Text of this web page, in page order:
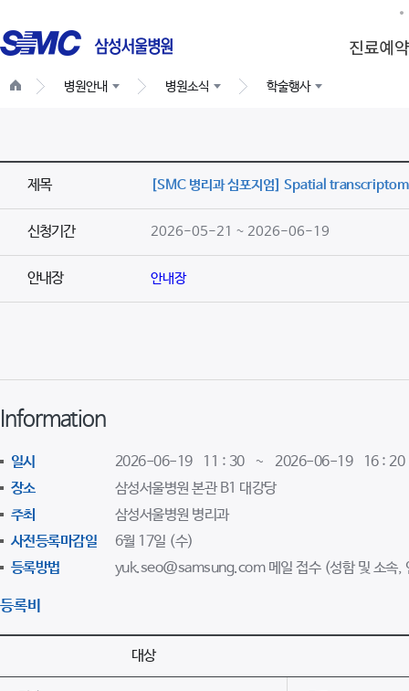
병원안내 병원소식 학술행사
제목 [SMC 병리과 심포지엄] Spatial
신청기간 2026-05-21 ~ 2026-06-19
안내장 안내장
Information
일시
2026-06-19 11 : 30 ~ 2026-06-19 16 : 20
장소
삼성서울병원 본관 B1 대강당
주최
삼성서울병원 병리과
사전등록마감일
6월 17일 (수)
등록방법
yuk.seo@samsung.com 메일 접수 (성함 및 소속,
등록비
대상